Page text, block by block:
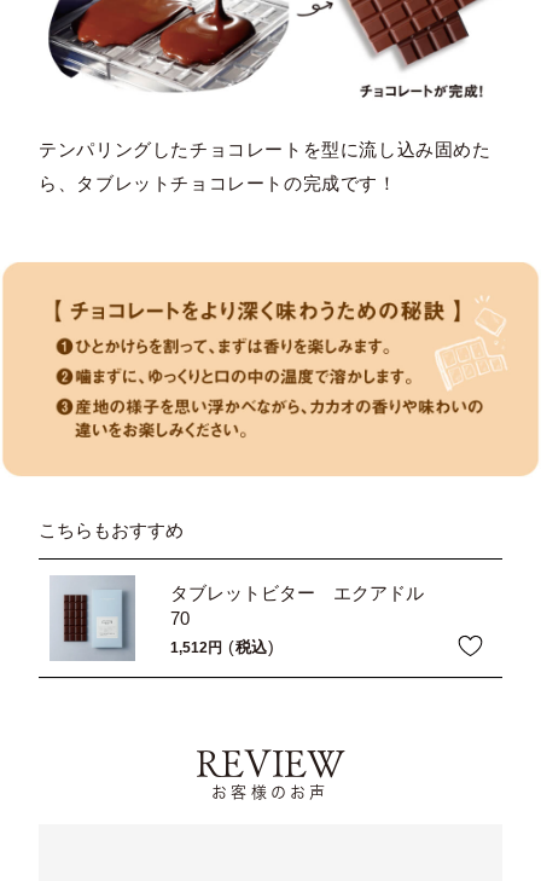
テンパリングしたチョコレートを型に流し込み固めた
ら、タブレットチョコレートの完成です！
こちらもおすすめ
タブレットビター エクアドル
70
1,512 税込
REVIEW
お客様のお声